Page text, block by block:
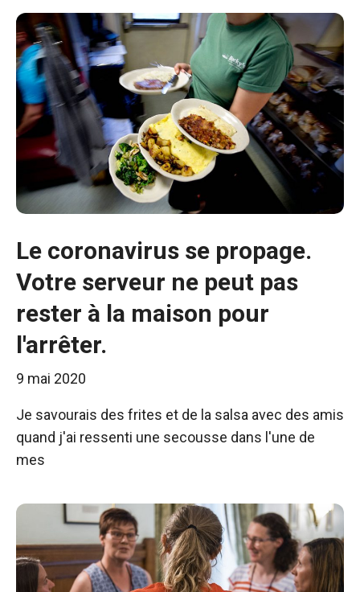
Le coronavirus se propage.
Votre serveur ne peut pas
rester à la maison pour
l'arrêter.
9 mai 2020
Je savourais des frites et de la salsa avec des amis
quand j'ai ressenti une secousse dans l'une de
mes